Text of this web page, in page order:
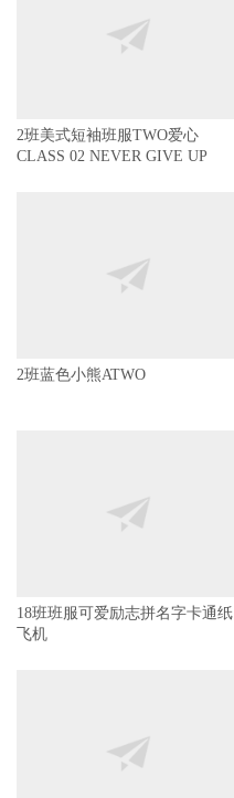
2班美式短袖班服TWO爱心
CLASS 02 NEVER GIVE UP
2班蓝色小熊ATWO
18班班服可爱励志拼名字卡通纸
飞机